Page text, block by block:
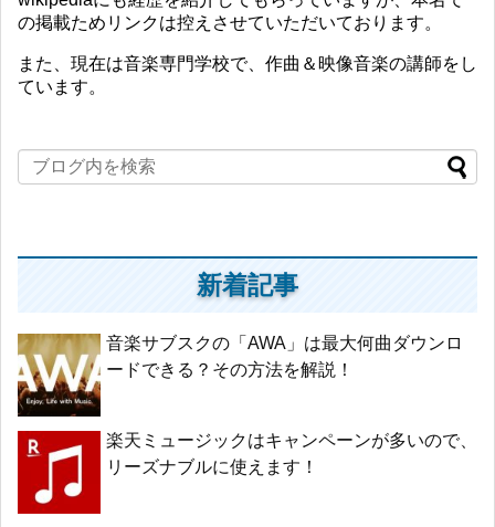
の掲載ためリンクは控えさせていただいております。
また、現在は音楽専門学校で、作曲＆映像音楽の講師をし
ています。
新着記事
音楽サブスクの「AWA」は最大何曲ダウンロ
ードできる？その方法を解説！
楽天ミュージックはキャンペーンが多いので、
リーズナブルに使えます！